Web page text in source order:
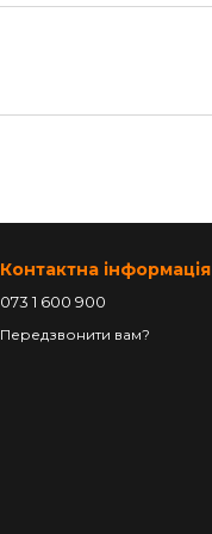
Контактна інформація
073 1 600 900
Передзвонити вам?